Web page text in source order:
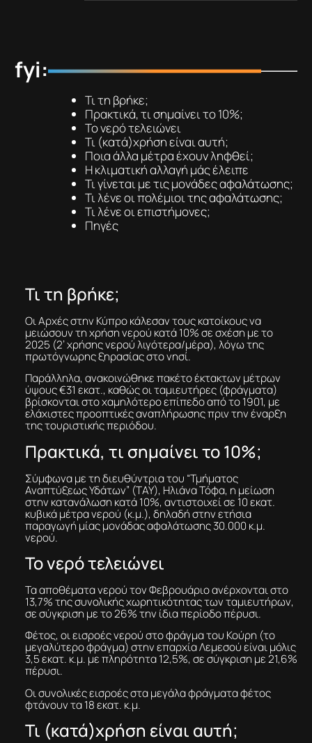
fyi:
Τι τη βρήκε;
Πρακτικά, τι σημαίνει το 10%;
Το νερό τελειώνει
Τι (κατά)χρήση είναι αυτή;
Ποια άλλα μέτρα έχουν ληφθεί;
H κλιματική αλλαγή μάς έλειπε
Τι γίνεται με τις μονάδες αφαλάτωσης;
Τι λένε οι πολέμιοι της αφαλάτωσης;
Τι λένε οι επιστήμονες;
Πηγές
Τι τη βρήκε;
Οι Αρχές στην Κύπρο κάλεσαν τους κατοίκους να
μειώσουν τη χρήση νερού κατά 10% σε σχέση με το
2025 (2’ χρήσης νερού λιγότερα/μέρα), λόγω της
πρωτόγνωρης ξηρασίας στο νησί.
Παράλληλα, ανακοινώθηκε πακέτο έκτακτων μέτρων
ύψους €31 εκατ., καθώς οι ταμιευτήρες (φράγματα)
βρίσκονται στο χαμηλότερο επίπεδο από το 1901, με
ελάχιστες προοπτικές αναπλήρωσης πριν την έναρξη
της τουριστικής περιόδου.
Πρακτικά, τι σημαίνει το 10%;
Σύμφωνα με τη διευθύντρια του “Τμήματος
Αναπτύξεως Υδάτων” (ΤΑΥ), Ηλιάνα Τόφα, η μείωση
στην κατανάλωση κατά 10%, αντιστοιχεί σε 10 εκατ.
κυβικά μέτρα νερού (κ.μ.), δηλαδή στην ετήσια
παραγωγή μίας μονάδας αφαλάτωσης 30.000 κ.μ.
νερού.
Το νερό τελειώνει
Τα αποθέματα νερού τον Φεβρουάριο ανέρχονται στο
13,7% της συνολικής χωρητικότητας των ταμιευτήρων,
σε σύγκριση με το 26% την ίδια περίοδο πέρυσι.
Φέτος, οι εισροές νερού στο φράγμα του Κούρη (το
μεγαλύτερο φράγμα) στην επαρχία Λεμεσού είναι μόλις
3,5 εκατ. κ.μ. με πληρότητα 12,5%, σε σύγκριση με 21,6%
πέρυσι.
Οι συνολικές εισροές στα μεγάλα φράγματα φέτος
φτάνουν τα 18 εκατ. κ.μ.
Τι (κατά)χρήση είναι αυτή;